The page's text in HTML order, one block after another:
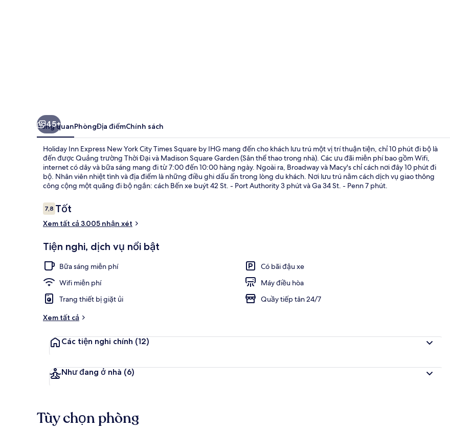
Ngoại thất
45+
Tổng quanPhòngĐịa điểmChính sách
Holiday Inn Express New York City Times Square by IHG mang đến cho khách lưu trú một vị trí thuận tiện, chỉ 10 phút đi bộ là
đến được Quảng trường Thời Đại và Madison Square Garden (Sân thể thao trong nhà). Các ưu đãi miễn phí bao gồm Wifi,
internet có dây và bữa sáng mang đi từ 7:00 đến 10:00 hàng ngày. Ngoài ra, Broadway và Macy's chỉ cách nơi đây 10 phút đi
bộ. Nhân viên nhiệt tình và địa điểm là những điều ghi dấu ấn trong lòng du khách. Nơi lưu trú nằm cách dịch vụ giao thông
công cộng một quãng đi bộ ngắn: cách Bến xe buýt 42 St. - Port Authority 3 phút và Ga 34 St. - Penn 7 phút.
Nhận
xét
7,87,8 trên 10,
Tốt
Xem tất cả 3.005 nhận xét
Tiện nghi, dịch vụ nổi bật
Bữa sáng miễn phí
Có bãi đậu xe
Wifi miễn phí
Máy điều hòa
Trang thiết bị giặt ủi
Quầy tiếp tân 24/7
Xem tất cả
Các tiện nghi chính (12)
Như đang ở nhà (6)
Tùy chọn phòng